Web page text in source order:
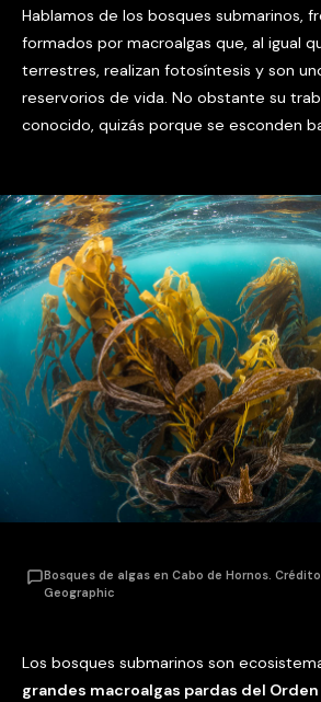
Hablamos de los bosques submarinos,
formados por macroalgas que, al igual
terrestres, realizan fotosíntesis y son
reservorios de vida. No obstante su
conocido, quizás porque se esconden
Bosques de algas en Cabo de Hornos.
Geographic
Los bosques submarinos son
grandes macroalgas pardas del